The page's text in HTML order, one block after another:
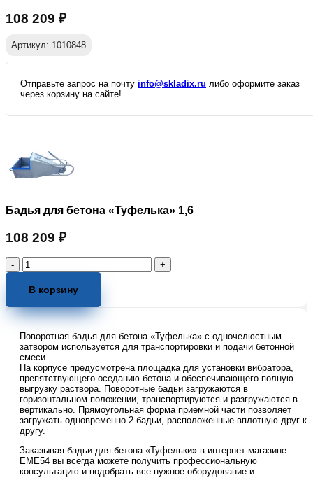
108 209 ₽
Артикул: 1010848
Отправьте запрос на почту info@skladix.ru либо оформите заказ
через корзину на сайте!
Бадья для бетона «Туфелька» 1,6
108 209 ₽
Количество
товара
Бадья
бетона
«Туфелька»
1,6
В корзину
Поворотная бадья для бетона «Туфелька» с одночелюстным
затвором используется для транспортировки и подачи бетонной
смеси
На корпусе предусмотрена площадка для установки вибратора,
препятствующего оседанию бетона и обеспечивающего полную
выгрузку раствора. Поворотные бадьи загружаются в
горизонтальном положении, транспортируются и разгружаются в
вертикально. Прямоугольная форма приемной части позволяет
загружать одновременно 2 бадьи, расположенные вплотную друг к
другу.
Заказывая бадьи для бетона «Туфельки» в интернет-магазине
EME54 вы всегда можете получить профессиональную
консультацию и подобрать все нужное оборудование и